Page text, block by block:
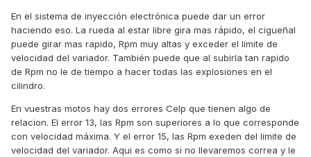
En el sistema de inyección electrónica puede dar un error
haciendo eso. La rueda al estar libre gira mas rápido, el cigueñal
puede girar mas rapido, Rpm muy altas y exceder el límite de
velocidad del variador. También puede que al subirla tan rapido
de Rpm no le de tiempo a hacer todas las explosiones en el
cilindro.
En vuestras motos hay dos errores Celp que tienen algo de
relacion. El error 13, las Rpm son superiores a lo que corresponde
con velocidad máxima. Y el error 15, las Rpm exeden del limite de
velocidad del variador. Aqui es como si no llevaremos correa y le